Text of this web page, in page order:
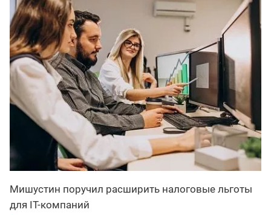
Мишустин поручил расширить налоговые льготы
для IT-компаний